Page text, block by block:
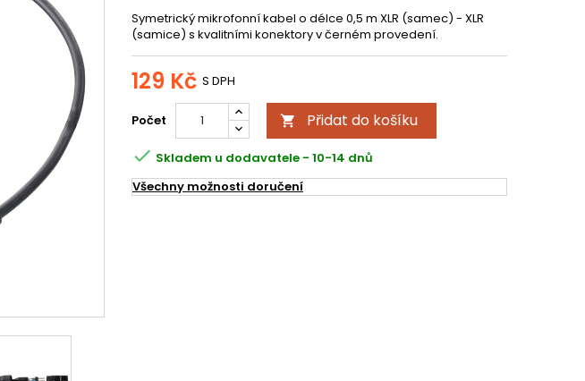
Symetrický mikrofonní kabel o délce 0,5 m XLR (samec) - XLR
(samice) s kvalitními konektory v černém provedení.
129 Kč S DPH
Počet  Přidat do košíku
 Skladem u dodavatele - 10-14 dnů
Všechny možnosti doručení